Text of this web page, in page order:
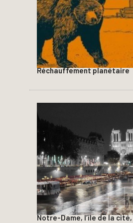
Réchauffement planétaire
Notre-Dame, l’île de la